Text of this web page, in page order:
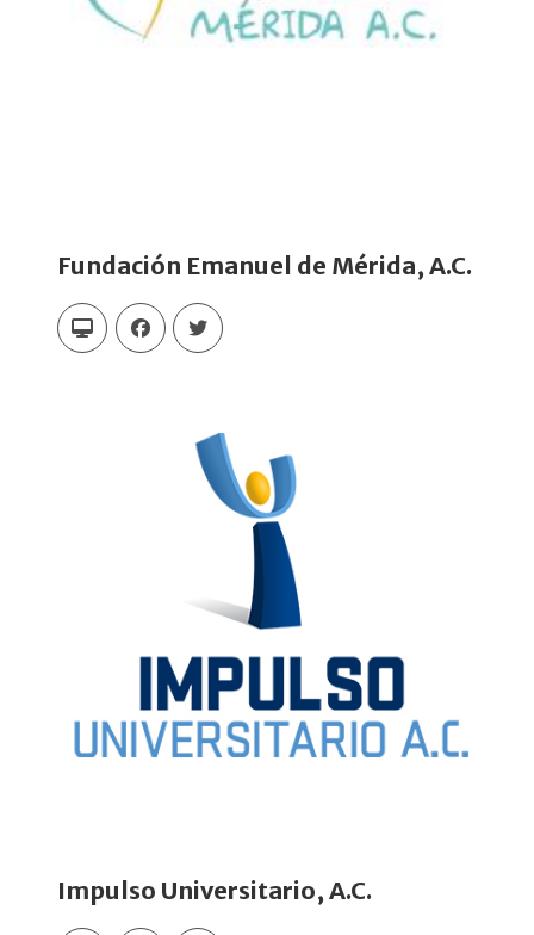
Fundación Emanuel de Mérida, A.C.
Impulso Universitario, A.C.